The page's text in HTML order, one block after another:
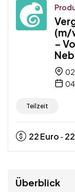
(m/
–
Teilzeit
22Euro - 22
Überblick